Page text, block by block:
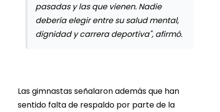
pasadas y las que vienen. Nadie
debería elegir entre su salud mental,
dignidad y carrera deportiva", afirmó.
Las gimnastas señalaron además que han
sentido falta de respaldo por parte de la